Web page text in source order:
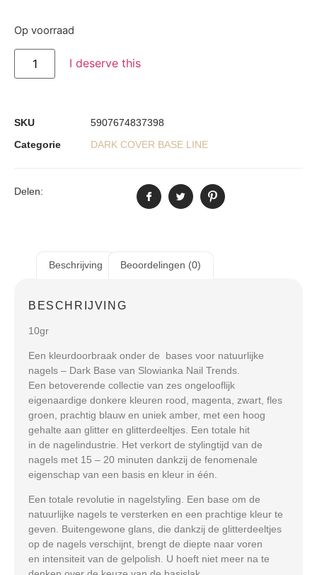
Op voorraad
I deserve this
SKU
5907674837398
Categorie
DARK COVER BASE LINE
Delen:
Beschrijving Beoordelingen (0)
BESCHRIJVING
10gr
Een kleurdoorbraak onder de bases voor natuurlijke
nagels – Dark Base van Slowianka Nail Trends.
Een betoverende collectie van zes ongelooflijk
eigenaardige donkere kleuren rood, magenta, zwart, fles
groen, prachtig blauw en uniek amber, met een hoog
gehalte aan glitter en glitterdeeltjes. Een totale hit
in de nagelindustrie. Het verkort de stylingtijd van de
nagels met 15 – 20 minuten dankzij de fenomenale
eigenschap van een basis en kleur in één.
Een totale revolutie in nagelstyling. Een base om de
natuurlijke nagels te versterken en een prachtige kleur te
geven. Buitengewone glans, die dankzij de glitterdeeltjes
op de nagels verschijnt, brengt de diepte naar voren
en intensiteit van de gelpolish. U hoeft niet meer na te